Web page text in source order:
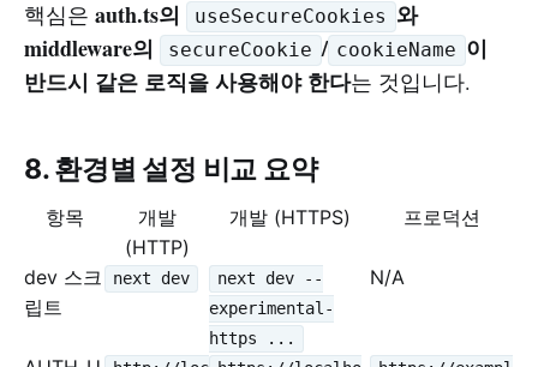
핵심은 auth.ts의 useSecureCookies 와
middleware의
secureCookie / cookieName 이
반드시 같은 로직을 사용해야 한다는 것입니다.
8. 환경별 설정 비교 요약
항목
개발
(HTTP)
개발 (HTTPS) 프로덕션
dev 스크
립트
next dev
next dev --
experimental-
https ...
N/A